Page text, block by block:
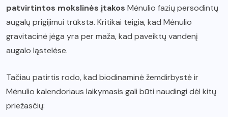
patvirtintos mokslinės įtakos Mėnulio fazių persodintų
augalų prigijimui trūksta. Kritikai teigia, kad Mėnulio
gravitacinė jėga yra per maža, kad paveiktų vandenį
augalo ląstelėse.
Tačiau patirtis rodo, kad biodinaminė žemdirbystė ir
Mėnulio kalendoriaus laikymasis gali būti naudingi dėl kitų
priežasčių: